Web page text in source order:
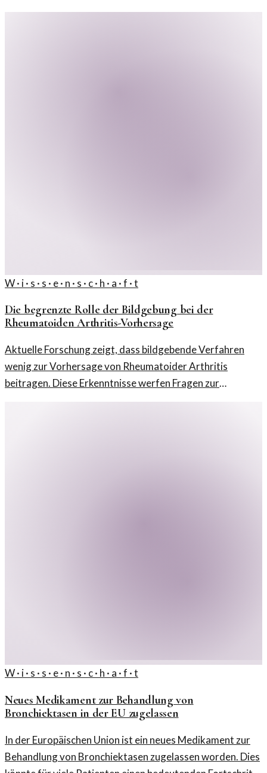
unklar.
W · i · s · s · e · n · s · c · h · a · f · t
Die begrenzte Rolle der Bildgebung bei der
Rheumatoiden Arthritis-Vorhersage
Aktuelle Forschung zeigt, dass bildgebende Verfahren
wenig zur Vorhersage von Rheumatoider Arthritis
beitragen. Diese Erkenntnisse werfen Fragen zur
klinischen Praxis auf.
W · i · s · s · e · n · s · c · h · a · f · t
Neues Medikament zur Behandlung von
Bronchiektasen in der EU zugelassen
In der Europäischen Union ist ein neues Medikament zur
Behandlung von Bronchiektasen zugelassen worden. Dies